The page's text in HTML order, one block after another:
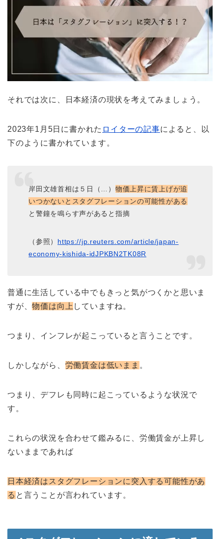
それでは次に、日本経済の現状を考えてみましょう。
2023年1月5日に書かれた ロイターの記事によると、以
下のように書かれています。
岸田文雄首相は５日（…） 物価上昇に賃上げが追
いつかないとスタグフレーションの可能性がある
と警鐘を鳴らす声があると指摘
（参照） https://jp.reuters.com/article/japan-
economy-kishida-idJPKBN2TK08R
普通に生活している中でもきっと気がつくかと思いま
すが、物価は向上 していますね。
つまり、インフレが起こっていると言うことです。
しかしながら、 労働賃金は低いまま 。
つまり、デフレも同時に起こっているような状況で
す。
これらの状況を合わせて鑑みるに、労働賃金が上昇し
ないままであれば
日本経済はスタグフレーションに突入する可能性があ
る と言うことが言われています。